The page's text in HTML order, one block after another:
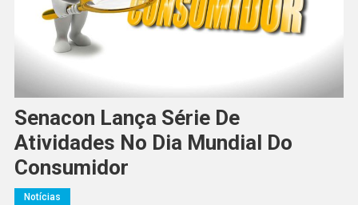
Senacon Lança Série De
Atividades No Dia Mundial Do
Consumidor
Notícias